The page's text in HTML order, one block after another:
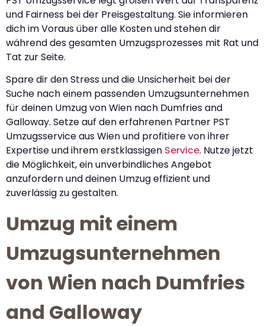
und Fairness bei der Preisgestaltung. Sie informieren
dich im Voraus über alle Kosten und stehen dir
während des gesamten Umzugsprozesses mit Rat und
Tat zur Seite.
Spare dir den Stress und die Unsicherheit bei der
Suche nach einem passenden Umzugsunternehmen
für deinen Umzug von Wien nach Dumfries and
Galloway. Setze auf den erfahrenen Partner PST
Umzugsservice aus Wien und profitiere von ihrer
Expertise und ihrem erstklassigen Service. Nutze jetzt
die Möglichkeit, ein unverbindliches Angebot
anzufordern und deinen Umzug effizient und
zuverlässig zu gestalten.
Umzug mit einem
Umzugsunternehmen
von Wien nach Dumfries
and Galloway